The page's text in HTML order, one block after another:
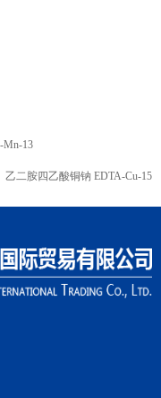
Mn-13
乙二胺四乙酸铜钠 EDTA-Cu-15